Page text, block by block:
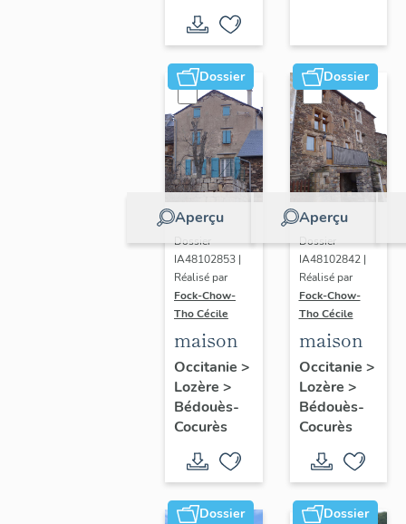
Dossier
Aperçu
Dossier
IA48102853 |
Réalisé par
Fock-Chow-
Tho Cécile
maison
Occitanie >
Lozère >
Bédouès-
Cocurès
Dossier
Aperçu
Dossier
IA48102842 |
Réalisé par
Fock-Chow-
Tho Cécile
maison
Occitanie >
Lozère >
Bédouès-
Cocurès
Dossier Dossier